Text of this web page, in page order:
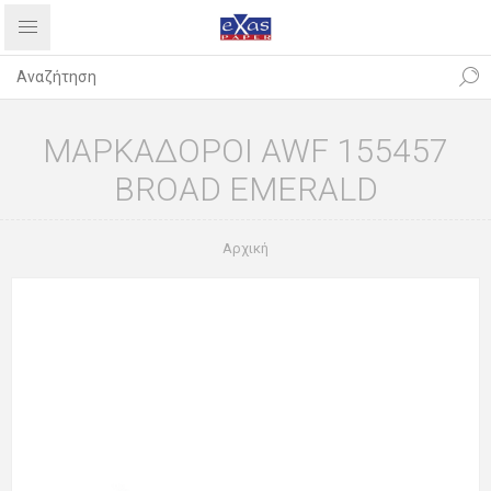
ΜΑΡΚΑΔΟΡΟΙ AWF 155457
BROAD EMERALD
Αρχική